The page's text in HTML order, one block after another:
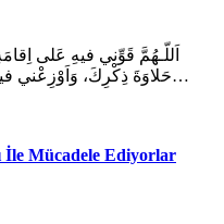
حَلاوَةَ ذِكْرِكَ، وَاَوْزِعْني فيهِ لاَِداءِ شُكْرِكَ بِكَرَمِكَ، وَاحْفَظْني فيهِ…
İle Mücadele Ediyorlar